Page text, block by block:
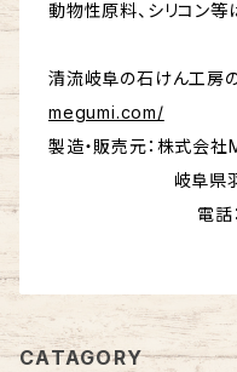
動物性原料、シリコン等
清流岐阜の石けん工房
megumi.com/
製造・販売元：株式会
岐阜県羽島郡岐
電話：058-
CATAGORY